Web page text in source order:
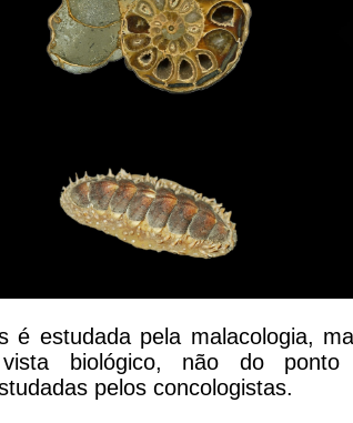
é estudada pela malacologia,
biológico, não do
pelos concologistas.